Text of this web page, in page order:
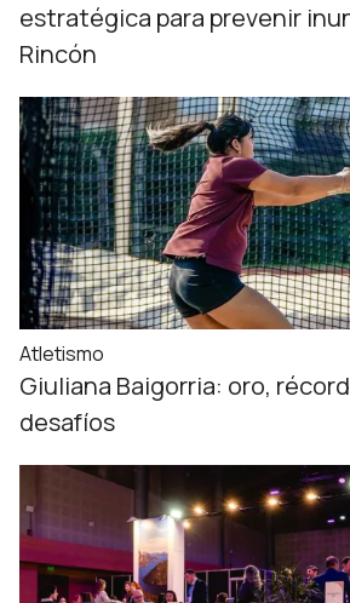
estratégica para prevenir
Rincón
Atletismo
Giuliana Baigorria: oro,
desafíos